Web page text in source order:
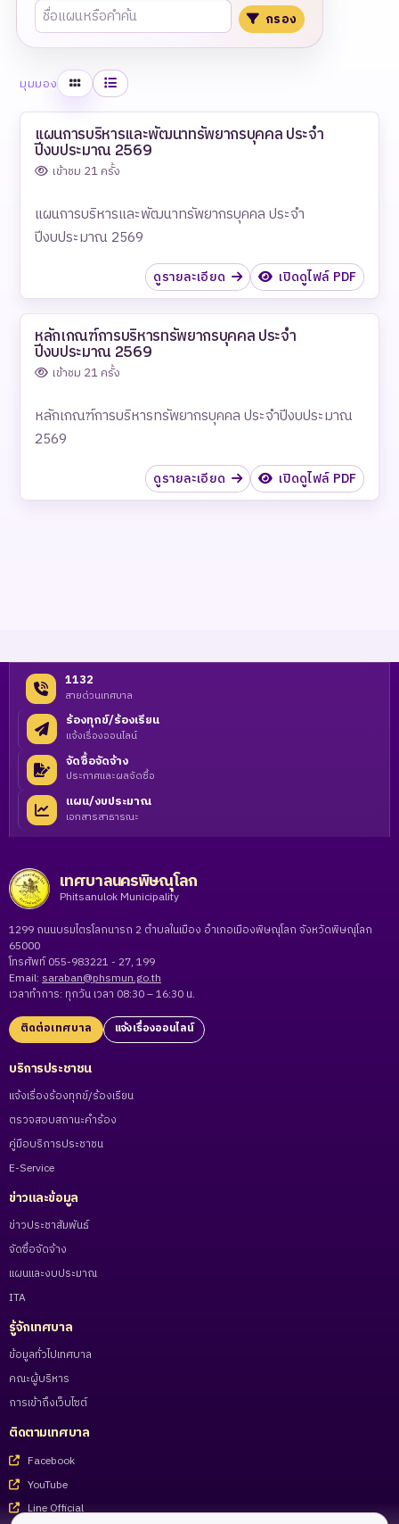
กรอง
มุมมอง ตารางรายการ
แผนการบริหารและพัฒนาทรัพยากรบุคคล ประจำ
ปีงบประมาณ 2569
เข้าชม 21 ครั้ง
แผนการบริหารและพัฒนาทรัพยากรบุคคล ประจำ
ปีงบประมาณ 2569
ดูรายละเอียด เปิดดูไฟล์ PDF
หลักเกณฑ์การบริหารทรัพยากรบุคคล ประจำ
ปีงบประมาณ 2569
เข้าชม 21 ครั้ง
หลักเกณฑ์การบริหารทรัพยากรบุคคล ประจำปีงบประมาณ
2569
ดูรายละเอียด เปิดดูไฟล์ PDF
1132
สายด่วนเทศบาล
ร้องทุกข์/ร้องเรียน
แจ้งเรื่องออนไลน์
จัดซื้อจัดจ้าง
ประกาศและผลจัดซื้อ
แผน/งบประมาณ
เอกสารสาธารณะ
เทศบาลนครพิษณุโลก
Phitsanulok Municipality
1299 ถนนบรมไตรโลกนารถ 2 ตำบลในเมือง อำเภอเมืองพิษณุโลก จังหวัดพิษณุโลก
65000
โทรศัพท์ 055-983221 - 27, 199
Email: saraban@phsmun.go.th
เวลาทำการ: ทุกวัน เวลา 08:30 – 16:30 น.
ติดต่อเทศบาล แจ้งเรื่องออนไลน์
บริการประชาชน
แจ้งเรื่องร้องทุกข์/ร้องเรียน
ตรวจสอบสถานะคำร้อง
คู่มือบริการประชาชน
E-Service
ข่าวและข้อมูล
ข่าวประชาสัมพันธ์
จัดซื้อจัดจ้าง
แผนและงบประมาณ
ITA
รู้จักเทศบาล
ข้อมูลทั่วไปเทศบาล
คณะผู้บริหาร
การเข้าถึงเว็บไซต์
ติดตามเทศบาล
Facebook
YouTube
Line Official